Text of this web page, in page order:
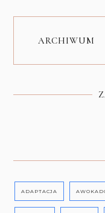
ARCHIWUM
ADAPTACJA